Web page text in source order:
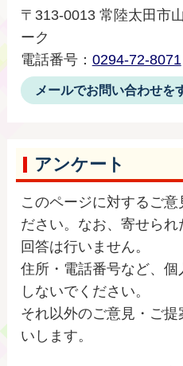
〒313-0013 常陸太田市
ーク
電話番号： 0294-72-8071
メールでお問い合わせを
アンケート
このページに対するご意
ださい。なお、寄せら
回答は行いません。
住所・電話番号など、
しないでください。
それ以外のご意見・ご提
いします。